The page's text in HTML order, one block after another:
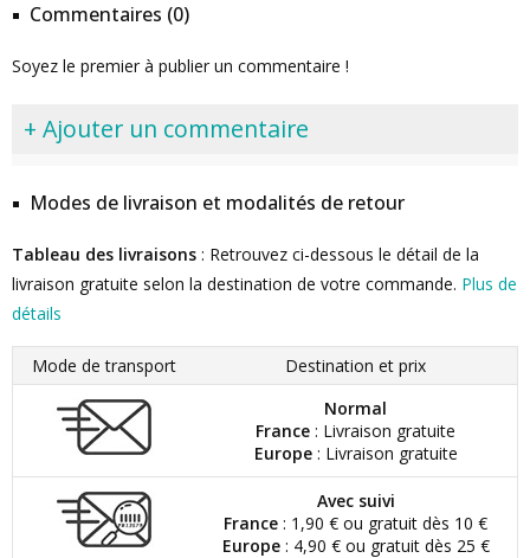
Commentaires (0)
Soyez le premier à publier un commentaire !
+ Ajouter un commentaire
Modes de livraison et modalités de retour
Tableau des livraisons : Retrouvez ci-dessous le détail de la
livraison gratuite selon la destination de votre commande. Plus de
détails
Mode de transport
Destination et prix
Normal
France : Livraison gratuite
Europe: Livraison gratuite
Avec suivi
France : 1,90 € ou gratuit dès 10 €
Europe: 4,90 € ou gratuit dès 25 €